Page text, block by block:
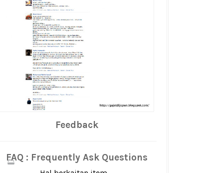
Feedback
FAQ : Frequently Ask Questions